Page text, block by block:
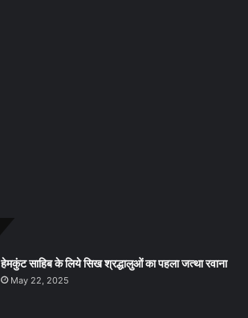
हेमकुंट साहिब के लिये सिख श्रद्धालुओं का पहला जत्था रवाना
May 22, 2025